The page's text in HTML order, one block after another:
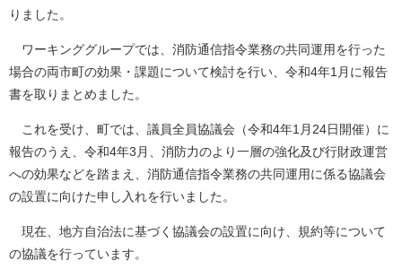
りました。
ワーキンググループでは、消防通信指令業務の共同運用を行った
場合の両市町の効果・課題について検討を行い、令和4年1月に報告
書を取りまとめました。
これを受け、町では、議員全員協議会（令和4年1月24日開催）に
報告のうえ、令和4年3月、消防力のより一層の強化及び行財政運営
への効果などを踏まえ、消防通信指令業務の共同運用に係る協議会
の設置に向けた申し入れを行いました。
現在、地方自治法に基づく協議会の設置に向け、規約等について
の協議を行っています。